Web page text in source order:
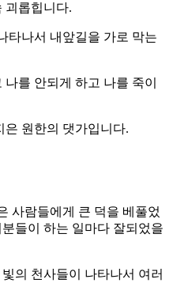
괴롭힙니다.
타나서 내앞길을 가로 막는
를 안되게 하고 나를 죽이
은 원한의 댓가입니다.
사람들에게 큰 덕을 베풀었
들이 하는 일마다 잘되었을
의 천사들이 나타나서 여러